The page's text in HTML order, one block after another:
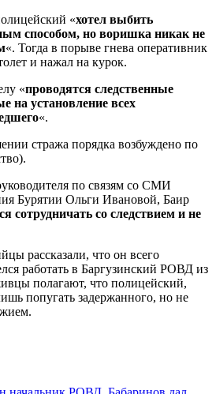
«хотел выбить
способом, но воришка никак не
«. Тогда в порыве гнева оперативник
и нажал на курок.
«проводятся следственные
на установление всех
«.
стража порядка возбуждено по
по связям со СМИ
Бурятии Ольги Ивановой, Баир
сотрудничать со следствием и не
рассказали, что он всего
работать в Баргузинский РОВД из
полагают, что полицейский,
попугать задержанного, но не